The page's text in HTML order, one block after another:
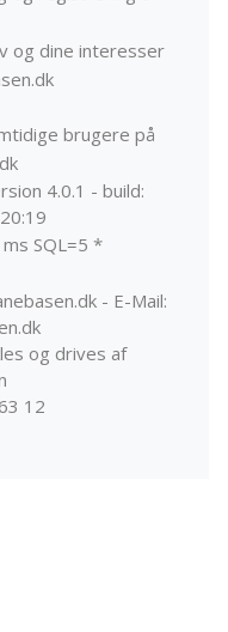
og dine interesser
brugere på
4.0.1 - build:
SQL=5 *
- E-Mail:
og drives af
12